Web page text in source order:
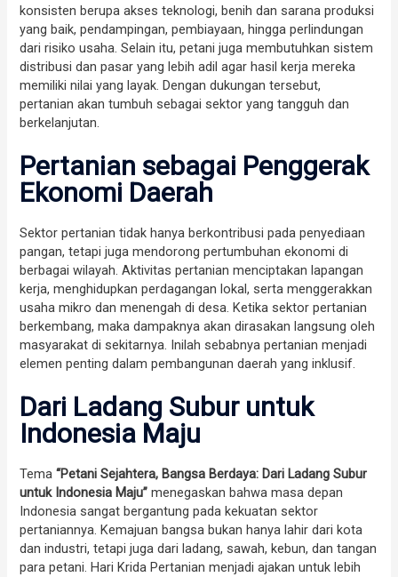
konsisten berupa akses teknologi, benih dan sarana produksi
yang baik, pendampingan, pembiayaan, hingga perlindungan
dari risiko usaha. Selain itu, petani juga membutuhkan sistem
distribusi dan pasar yang lebih adil agar hasil kerja mereka
memiliki nilai yang layak. Dengan dukungan tersebut,
pertanian akan tumbuh sebagai sektor yang tangguh dan
berkelanjutan.
Pertanian sebagai Penggerak
Ekonomi Daerah
Sektor pertanian tidak hanya berkontribusi pada penyediaan
pangan, tetapi juga mendorong pertumbuhan ekonomi di
berbagai wilayah. Aktivitas pertanian menciptakan lapangan
kerja, menghidupkan perdagangan lokal, serta menggerakkan
usaha mikro dan menengah di desa. Ketika sektor pertanian
berkembang, maka dampaknya akan dirasakan langsung oleh
masyarakat di sekitarnya. Inilah sebabnya pertanian menjadi
elemen penting dalam pembangunan daerah yang inklusif.
Dari Ladang Subur untuk
Indonesia Maju
Tema“Petani Sejahtera, Bangsa Berdaya: Dari Ladang Subur
untuk Indonesia Maju” menegaskan bahwa masa depan
Indonesia sangat bergantung pada kekuatan sektor
pertaniannya. Kemajuan bangsa bukan hanya lahir dari kota
dan industri, tetapi juga dari ladang, sawah, kebun, dan tangan
para petani. Hari Krida Pertanian menjadi ajakan untuk lebih